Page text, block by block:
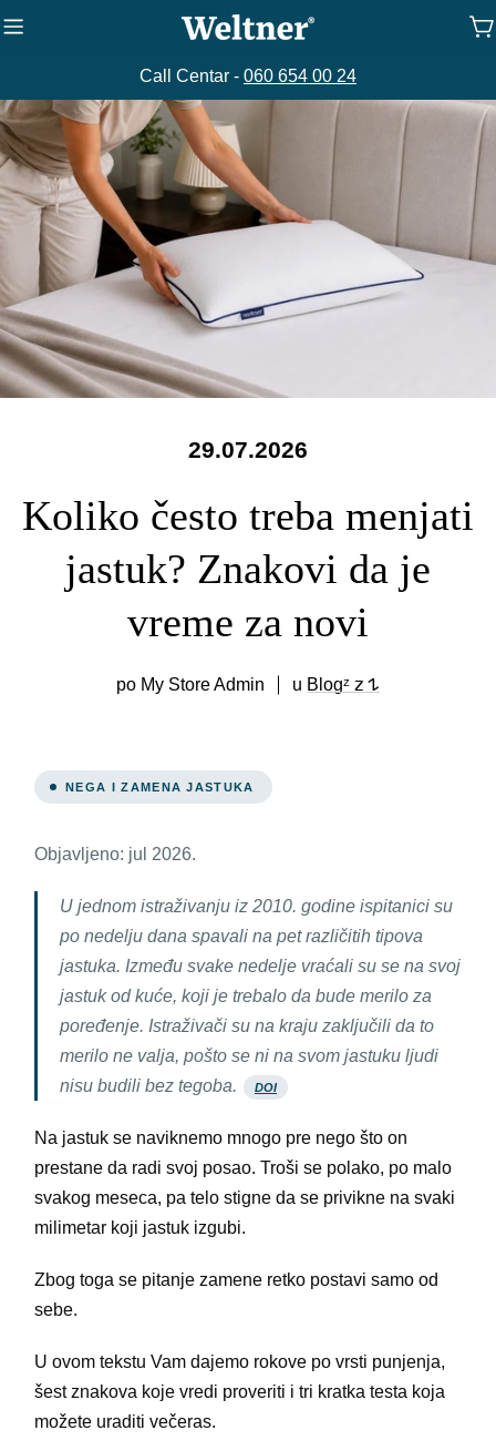
Call Centar - 060 654 00 24
29.07.2026
Koliko često treba menjati
jastuk? Znakovi da je
vreme za novi
po My Store Admin u Blogᶻ 𝗓 𐰁
NEGA I ZAMENA JASTUKA
Objavljeno: jul 2026.
U jednom istraživanju iz 2010. godine ispitanici su
po nedelju dana spavali na pet različitih tipova
jastuka. Između svake nedelje vraćali su se na svoj
jastuk od kuće, koji je trebalo da bude merilo za
poređenje. Istraživači su na kraju zaključili da to
merilo ne valja, pošto se ni na svom jastuku ljudi
nisu budili bez tegoba.
DOI
Na jastuk se naviknemo mnogo pre nego što on
prestane da radi svoj posao. Troši se polako, po malo
svakog meseca, pa telo stigne da se privikne na svaki
milimetar koji jastuk izgubi.
Zbog toga se pitanje zamene retko postavi samo od
sebe.
U ovom tekstu Vam dajemo rokove po vrsti punjenja,
šest znakova koje vredi proveriti i tri kratka testa koja
možete uraditi večeras.